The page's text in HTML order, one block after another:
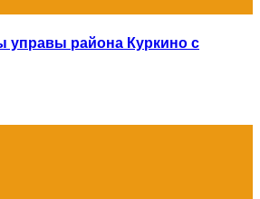
управы района Куркино с